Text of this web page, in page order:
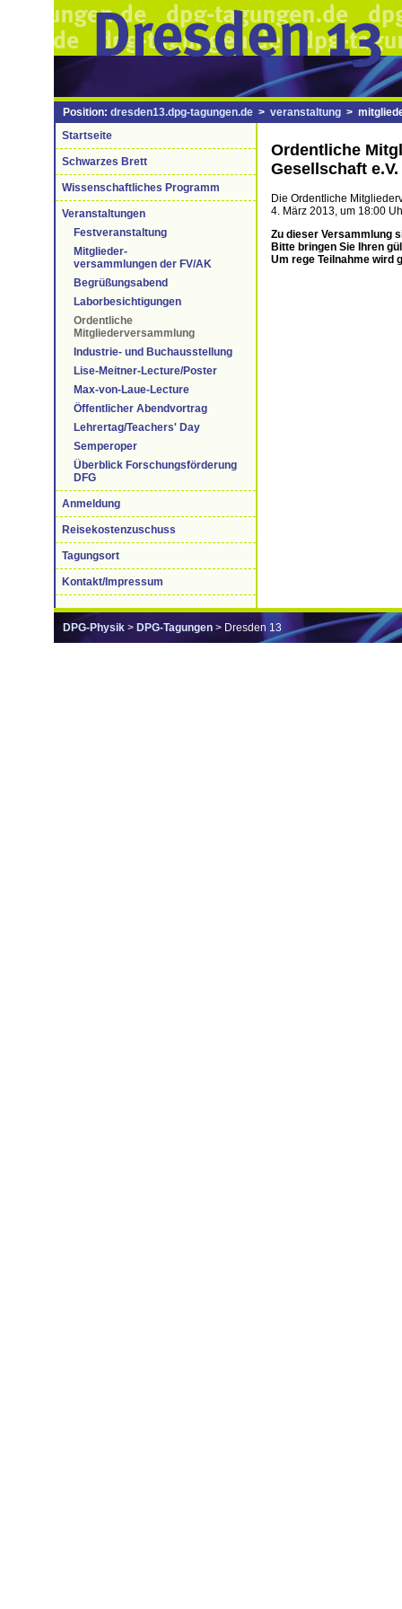
Position: dresden13.dpg-tagungen.de > veranstaltung >
Startseite
Schwarzes Brett
Wissenschaftliches Programm
Veranstaltungen
Festveranstaltung
Mitglieder-
versammlungen der FV/AK
Begrüßungsabend
Laborbesichtigungen
Ordentliche
Mitgliederversammlung
Industrie- und Buchausstellung
Lise-Meitner-Lecture/Poster
Max-von-Laue-Lecture
Öffentlicher Abendvortrag
Lehrertag/Teachers' Day
Semperoper
Überblick Forschungsförderung
DFG
Anmeldung
Reisekostenzuschuss
Tagungsort
Kontakt/Impressum
Ordentliche
Gesellschaft e.V.
Die Ordentliche
4. März 2013, um 18:00
Zu dieser Versammlung
Bitte bringen Sie Ihren
Um rege Teilnahme wird
DPG-Physik > DPG-Tagungen > Dresden 13